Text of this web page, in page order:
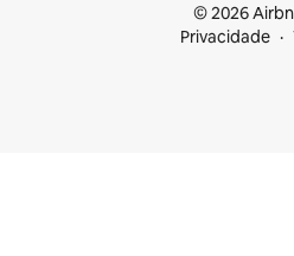
© 2026
Privacidade